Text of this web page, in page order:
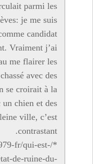
parmi les
je me suis
candidat
Vraiment j’ai
me flairer les
avec des
se croirait à la
un chien et des
ville, c’est
contrastant.
fr/qui-est-
de-ruine-du-